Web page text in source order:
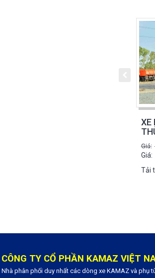
XE
Giá:
Giá:
Tải
CÔNG TY CỔ PHẦN KAMAZ VIỆT
Nhà phân phối duy nhất các dòng xe KAMAZ và phụ